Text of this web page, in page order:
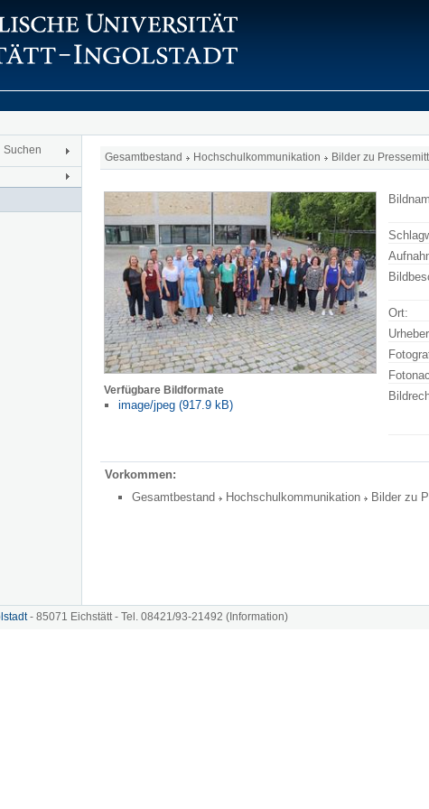
Gesamtbestand Hochschulkommunikation Bilder zu
Verfügbare Bildformate
image/jpeg (917.9 kB)
Ort:
Vorkommen:
Gesamtbestand
Hochschulkommunikation Bilder zu
- 85071 Eichstätt - Tel. 08421/93-21492 (Information)